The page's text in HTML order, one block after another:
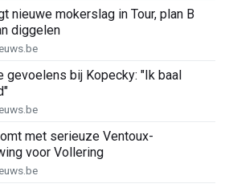
nieuwe mokerslag in Tour, plan B
diggelen
gevoelens bij Kopecky: "Ik baal
met serieuze Ventoux-
voor Vollering